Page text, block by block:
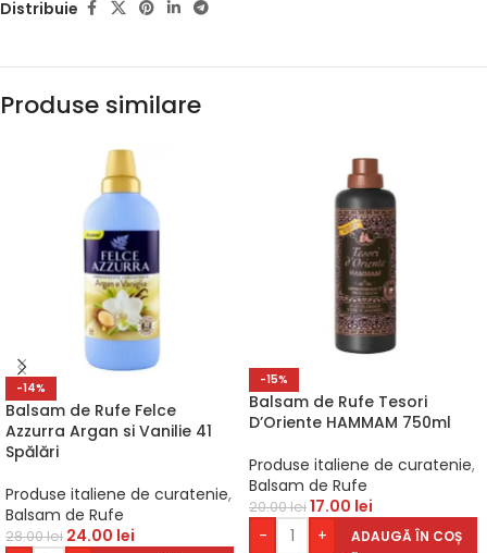
Distribuie
Produse similare
-14%
Balsam de Rufe Felce
Azzurra Argan si Vanilie 41
Spălări
Produse italiene de curatenie,
Balsam de Rufe
28.00lei 24.00 lei
-15%
Balsam de Rufe Tesori
D’Oriente HAMMAM 750ml
Produse italiene de curatenie,
Balsam de Rufe
20.00lei17.00 lei
-
+ ADAUGĂ ÎN COȘ